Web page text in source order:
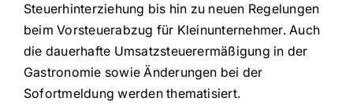
Steuerhinterziehung bis hin zu neuen Regelungen
beim Vorsteuerabzug für Kleinunternehmer. Auch
die dauerhafte Umsatzsteuerermäßigung in der
Gastronomie sowie Änderungen bei der
Sofortmeldung werden thematisiert.